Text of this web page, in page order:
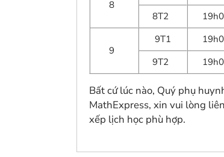
8
8T2
9
9T1
9T2
Bất cứ lúc nào, Quý phụ
MathExpress, xin vui lòng
xếp lịch học phù hợp.